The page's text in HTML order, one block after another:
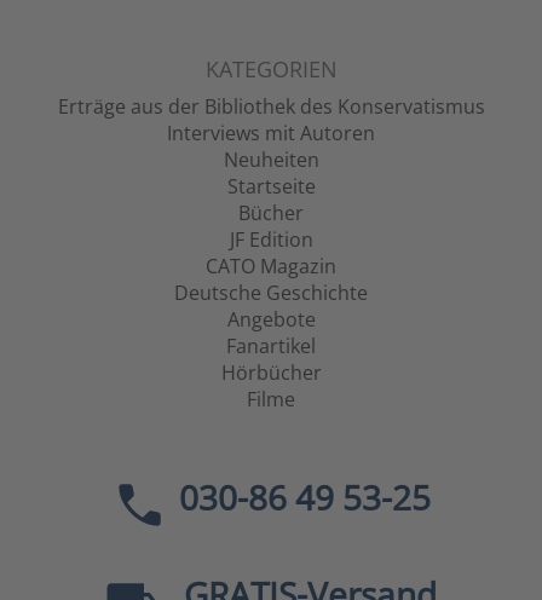
KATEGORIEN
Erträge aus der Bibliothek des Konservatismus
Interviews mit Autoren
Neuheiten
Startseite
Bücher
JF Edition
CATO Magazin
Deutsche Geschichte
Angebote
Fanartikel
Hörbücher
Filme
030-86 49 53-25